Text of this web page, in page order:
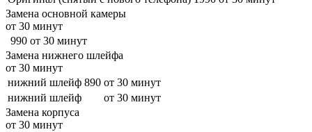
Замена основной камеры
от 30 минут
990 от 30 минут
Замена нижнего шлейфа
от 30 минут
нижний шлейф 890 от 30 минут
нижний шлейф
от 30 минут
Замена корпуса
от 30 минут